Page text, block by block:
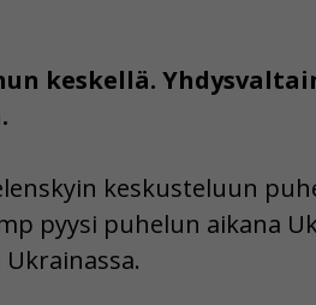
keskellä.
keskusteluun
pyysi puhelun aikana